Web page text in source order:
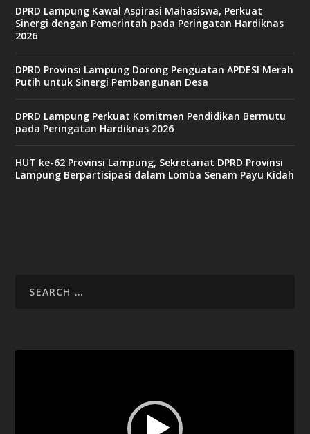
c
a
n
o
v
9
c
a
8
i
DPRD Lampung Kawal Aspirasi Mahasiswa, Perkuat
Sinergi dengan Pemerintah pada Peringatan Hardiknas
2026
DPRD Provinsi Lampung Dorong Penguatan APDESI Merah
Putih untuk Sinergi Pembangunan Desa
DPRD Lampung Perkuat Komitmen Pendidikan Bermutu
pada Peringatan Hardiknas 2026
HUT ke-62 Provinsi Lampung, Sekretariat DPRD Provinsi
Lampung Berpartisipasi dalam Lomba Senam Payu Kidah